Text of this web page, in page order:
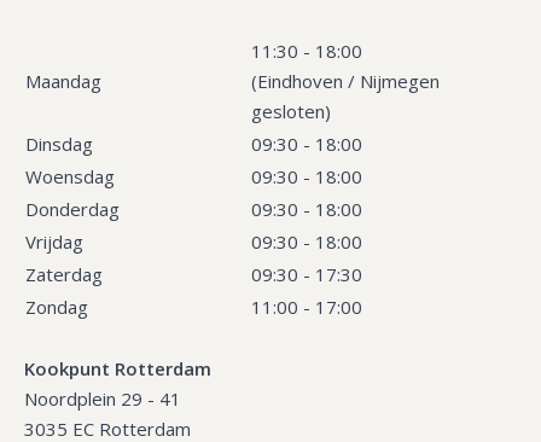
Maandag
11:30 - 18:00
(Eindhoven / Nijmegen
gesloten)
Dinsdag
09:30 - 18:00
Woensdag
09:30 - 18:00
Donderdag
09:30 - 18:00
Vrijdag
09:30 - 18:00
Zaterdag
09:30 - 17:30
Zondag
11:00 - 17:00
Kookpunt Rotterdam
Noordplein 29 - 41
3035 EC Rotterdam